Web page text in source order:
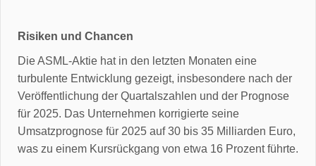
Risiken und Chancen
Die ASML-Aktie hat in den letzten Monaten eine
turbulente Entwicklung gezeigt, insbesondere nach der
Veröffentlichung der Quartalszahlen und der Prognose
für 2025. Das Unternehmen korrigierte seine
Umsatzprognose für 2025 auf 30 bis 35 Milliarden Euro,
was zu einem Kursrückgang von etwa 16 Prozent führte.